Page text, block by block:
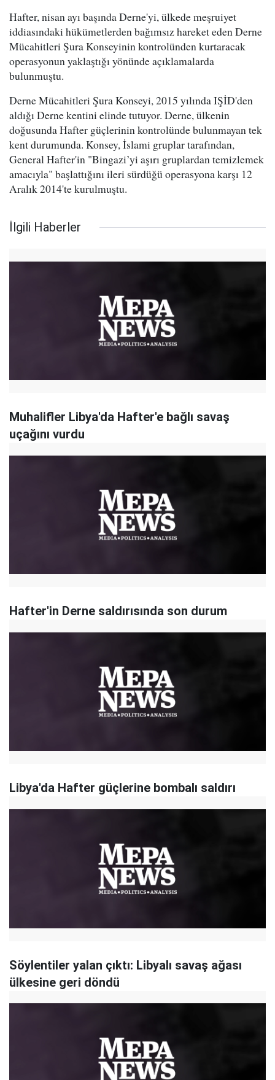
Hafter, nisan ayı başında Derne'yi, ülkede meşruiyet
iddiasındaki hükümetlerden bağımsız hareket eden Derne
Mücahitleri Şura Konseyinin kontrolünden kurtaracak
operasyonun yaklaştığı yönünde açıklamalarda
bulunmuştu.
Derne Mücahitleri Şura Konseyi, 2015 yılında IŞİD'den
aldığı Derne kentini elinde tutuyor. Derne, ülkenin
doğusunda Hafter güçlerinin kontrolünde bulunmayan tek
kent durumunda. Konsey, İslami gruplar tarafından,
General Hafter'in "Bingazi’yi aşırı gruplardan temizlemek
amacıyla" başlattığını ileri sürdüğü operasyona karşı 12
Aralık 2014'te kurulmuştu.
İlgili Haberler
Muhalifler Libya'da Hafter'e bağlı savaş
uçağını vurdu
Hafter'in Derne saldırısında son durum
Libya'da Hafter güçlerine bombalı saldırı
Söylentiler yalan çıktı: Libyalı savaş ağası
ülkesine geri döndü